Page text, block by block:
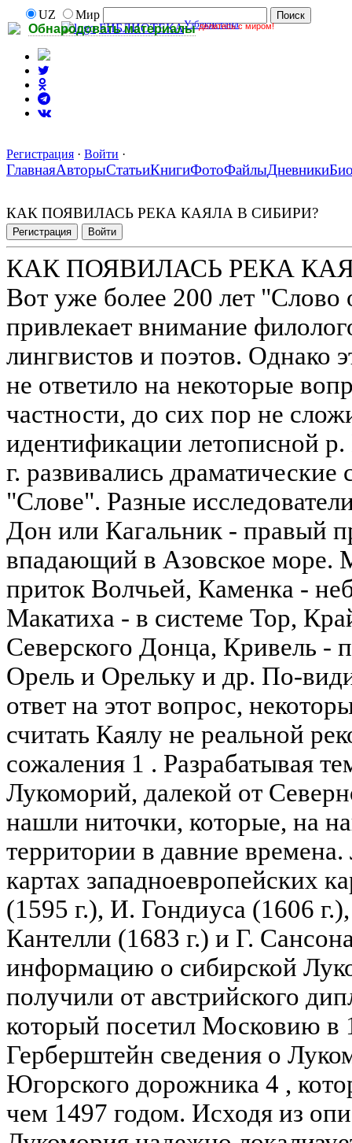
Обнародовать материалы делитесь с миром!
UZ
Мир
БИБЛИОТЕКАУзбекистана
Регистрация · Войти ·
ГлавнаяАвторыСтатьиКнигиФотоФайлыДневники
КАК ПОЯВИЛАСЬ РЕКА КАЯЛА В СИБИРИ?
Регистрация Войти
КАК ПОЯВИЛАСЬ РЕКА
Вот уже более 200 лет "Слово
привлекает внимание
лингвистов и поэтов. Однако
не ответило на некоторые
частности, до сих пор не
идентификации летописной
г. развивались
"Слове". Разные
Дон или Кагальник - правый
впадающий в Азовское море.
приток Волчьей, Каменка -
Макатиха - в системе Тор,
Северского Донца, Кривель -
Орель и Орельку и др. По-
ответ на этот вопрос,
считать Каялу не реальной
сожаления 1 . Разрабатывая
Лукоморий, далекой от
нашли ниточки, которые, на
территории в давние
картах западноевропейских
(1595 г.), И. Гондиуса (1606
Кантелли (1683 г.) и Г.
информацию о сибирской
получили от австрийского
который посетил Московию в
Герберштейн сведения о
Югорского дорожника 4 ,
чем 1497 годом. Исходя из